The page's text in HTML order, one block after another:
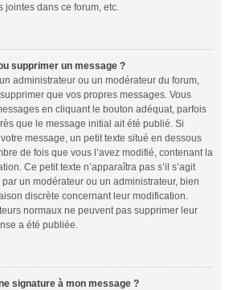
jointes dans ce forum, etc.
supprimer un message ?
administrateur ou un modérateur du forum,
que vos propres messages. Vous
en cliquant le bouton adéquat, parfois
que le message initial ait été publié. Si
message, un petit texte situé en dessous
de fois que vous l’avez modifié, contenant la
Ce petit texte n’apparaîtra pas s’il s’agit
un modérateur ou un administrateur, bien
discrète concernant leur modification.
normaux ne peuvent pas supprimer leur
a été publiée.
signature à mon message ?